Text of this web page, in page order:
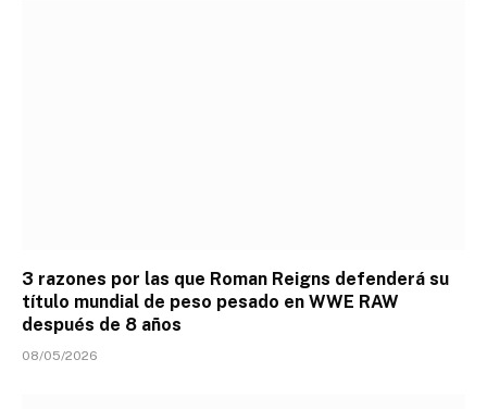
3 razones por las que Roman Reigns defenderá su
título mundial de peso pesado en WWE RAW
después de 8 años
08/05/2026